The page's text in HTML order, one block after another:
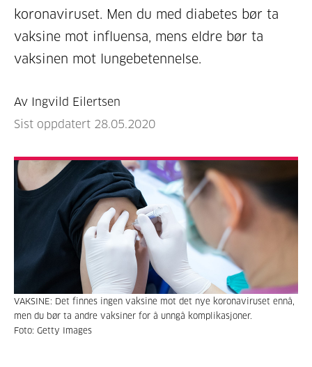
koronaviruset. Men du med diabetes bør ta
vaksine mot influensa, mens eldre bør ta
vaksinen mot lungebetennelse.
Av Ingvild Eilertsen
Sist oppdatert 28.05.2020
VAKSINE: Det finnes ingen vaksine mot det nye koronaviruset ennå,
men du bør ta andre vaksiner for å unngå komplikasjoner.
Foto: Getty Images